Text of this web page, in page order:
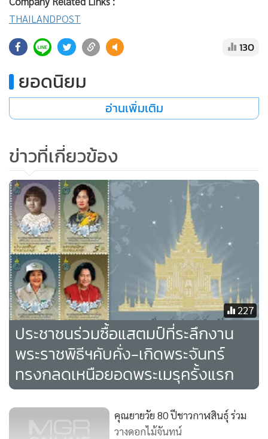
THAILANDPOST
130
ยอดนิยม
อ่านเพิ่มเติม
ข่าวที่เกี่ยวข้อง
227
ประชาชนร่วมซื้อแสตมป์ที่ระลึกงาน
พระราชพิธีฯคับคั่ง-เกิดพระจันทร์
ทรงกลดเหนือยอดพระเมรุครั้งแรก
คุณยายวัย 80 ปีชาวกาฬสินธุ์ ร่วม
วางดอกไม้จันทน์